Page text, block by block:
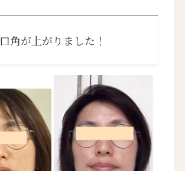
口角が上がりました！